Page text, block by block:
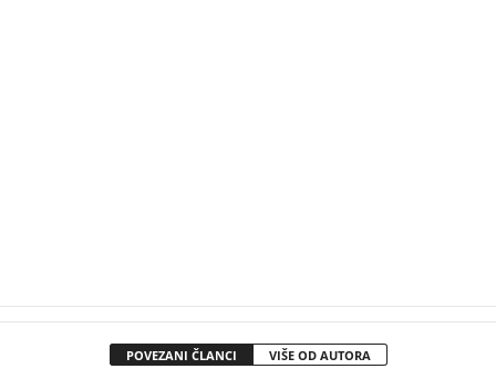
POVEZANI ČLANCI VIŠE OD AUTORA